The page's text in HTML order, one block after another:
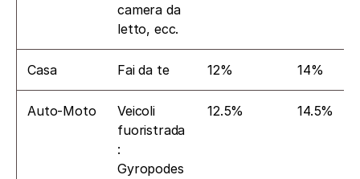
camera da
letto, ecc.
Casa Fai da te 12% 14%
Auto-Moto
Veicoli
fuoristrada
:
Gyropodes
12.5% 14.5%